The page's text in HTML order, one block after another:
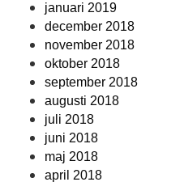
januari 2019
december 2018
november 2018
oktober 2018
september 2018
augusti 2018
juli 2018
juni 2018
maj 2018
april 2018